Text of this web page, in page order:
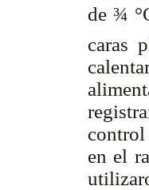
de ¾
caras
control
en el